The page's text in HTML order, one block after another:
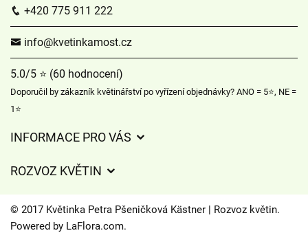
+420 775 911 222
info@kvetinkamost.cz
5.0/5 ⭐ (60 hodnocení)
Doporučil by zákazník květinářství po vyřízení objednávky? ANO = 5⭐, NE =
1⭐
INFORMACE PRO VÁS
Často kladené dotazy
Časy doručení květin – přehled možností
ROZVOZ KVĚTIN
Kam doručujeme květiny
© 2017 Květinka Petra Pšeničková Kästner | Rozvoz květin.
Powered by LaFlora.com.